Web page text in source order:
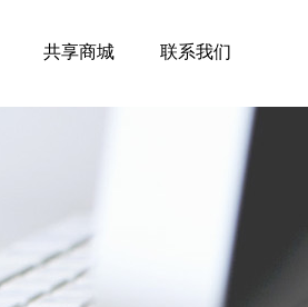
共享商城 联系我们